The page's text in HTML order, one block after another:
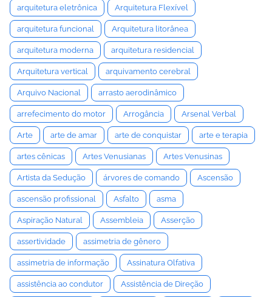
arquitetura eletrônica Arquitetura Flexível
arquitetura funcional Arquitetura litorânea
arquitetura moderna arquitetura residencial
Arquitetura vertical arquivamento cerebral
Arquivo Nacional arrasto aerodinâmico
arrefecimento do motor Arrogância Arsenal Verbal
Arte arte de amar arte de conquistar arte e terapia
artes cênicas Artes Venusianas Artes Venusinas
Artista da Sedução árvores de comando Ascensão
ascensão profissional Asfalto asma
Aspiração Natural Assembleia Asserção
assertividade assimetria de gênero
assimetria de informação Assinatura Olfativa
assistência ao condutor Assistência de Direção